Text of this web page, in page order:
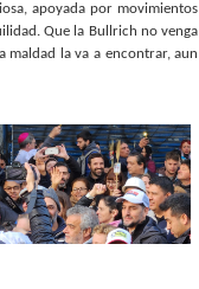
apoyada por movimientos
Que la Bullrich no venga
maldad la va a encontrar, aun